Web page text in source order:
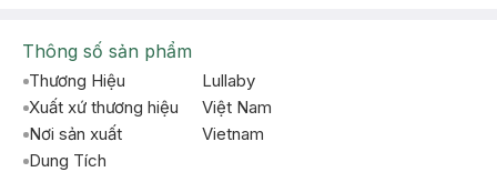
Thông số sản phẩm
Thương Hiệu
Lullaby
Xuất xứ thương hiệu
Việt Nam
Nơi sản xuất
Vietnam
Dung Tích